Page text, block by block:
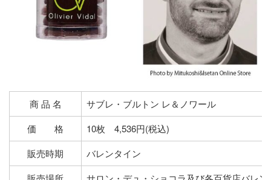
商 品 名
サブレ・ブルトン レ＆ノワール
価 格
10枚 4,536円(税込)
販売時期
バレンタイン